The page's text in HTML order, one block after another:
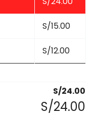
S/15.00
S/12.00
S/24.00
S/24.00